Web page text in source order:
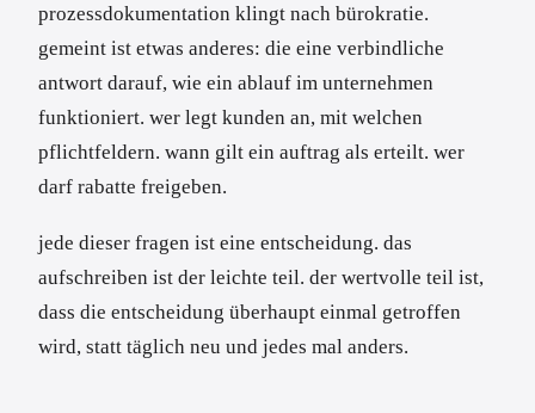
prozessdokumentation klingt nach bürokratie.
gemeint ist etwas anderes: die eine verbindliche
antwort darauf, wie ein ablauf im unternehmen
funktioniert. wer legt kunden an, mit welchen
pflichtfeldern. wann gilt ein auftrag als erteilt. wer
darf rabatte freigeben.
jede dieser fragen ist eine entscheidung. das
aufschreiben ist der leichte teil. der wertvolle teil ist,
dass die entscheidung überhaupt einmal getroffen
wird, statt täglich neu und jedes mal anders.